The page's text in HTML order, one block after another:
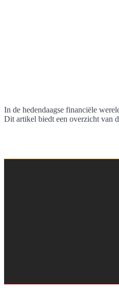
In de hedendaagse financiële
Dit artikel biedt een overzicht van